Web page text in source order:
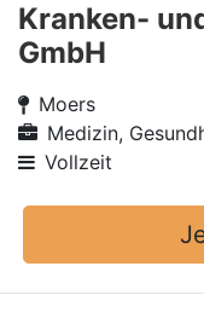
Kranken-
GmbH
Moers
Medizin,
Vollzeit